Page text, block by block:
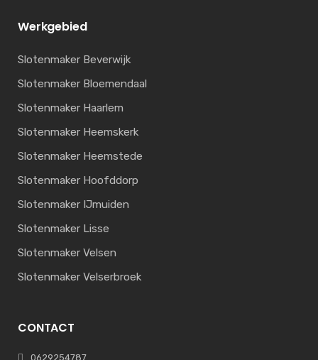
Werkgebied
Slotenmaker Beverwijk
Slotenmaker Bloemendaal
Slotenmaker Haarlem
Slotenmaker Heemskerk
Slotenmaker Heemstede
Slotenmaker Hoofddorp
Slotenmaker IJmuiden
Slotenmaker Lisse
Slotenmaker Velsen
Slotenmaker Velserbroek
CONTACT
0629254787